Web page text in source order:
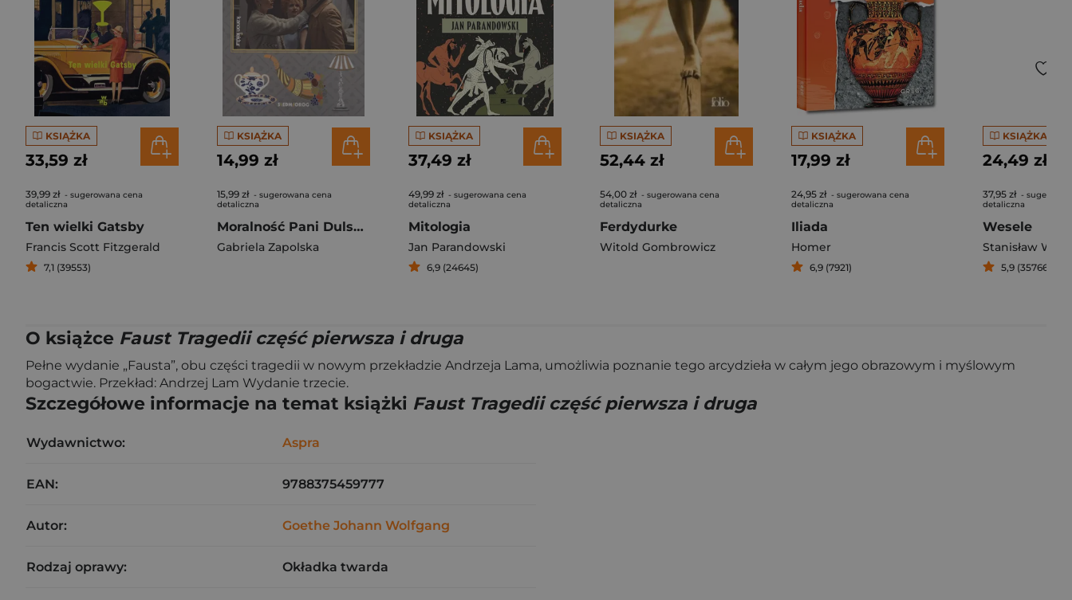
KSIĄŻKA
33,59 zł
39,99 zł - sugerowana cena
detaliczna
Ten wielki Gatsby
Francis Scott Fitzgerald
7,1 (39553)
KSIĄŻKA
14,99 zł
15,99 zł - sugerowana cena
detaliczna
Moralność Pani Dulskiej
Gabriela Zapolska
KSIĄŻKA
37,49 zł
49,99 zł - sugerowana cena
detaliczna
Mitologia
Jan Parandowski
6,9 (24645)
KSIĄŻKA
52,44 zł
54,00 zł - sugerowana cena
detaliczna
Ferdydurke
Witold Gombrowicz
KSIĄŻKA
17,99 zł
24,95 zł - sugerowana cena
detaliczna
Iliada
Homer
6,9 (7921)
KSIĄŻKA
24,49 zł
37,95 zł -
detaliczna
Wesele
Stanisław
5,9 (35766)
O książce Faust Tragedii część pierwsza i druga
Pełne wydanie „Fausta”, obu części tragedii w nowym przekładzie Andrzeja Lama, umożliwia poznanie tego arcydzieła w całym jego obrazowym i myślowym
bogactwie. Przekład: Andrzej Lam Wydanie trzecie.
Szczegółowe informacje na temat książki Faust Tragedii część pierwsza i druga
Wydawnictwo: Aspra
EAN: 9788375459777
Autor: Goethe Johann Wolfgang
Rodzaj oprawy: Okładka twarda